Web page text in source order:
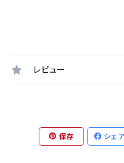
レビュー
保存 シェ